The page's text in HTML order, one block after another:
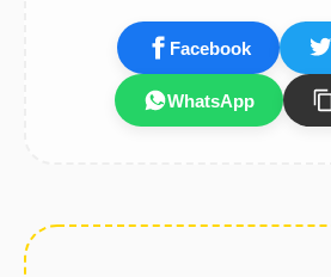
Facebook
WhatsApp